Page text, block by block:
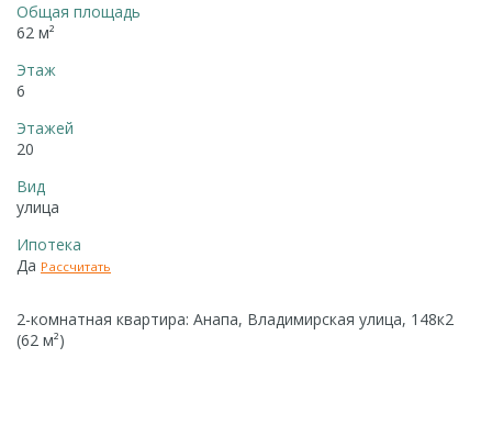
Общая площадь
62 м²
Этаж
6
Этажей
20
Вид
улица
Ипотека
Да Рассчитать
2-комнатная квартира: Анапа, Владимирская улица, 148к2
(62 м²)